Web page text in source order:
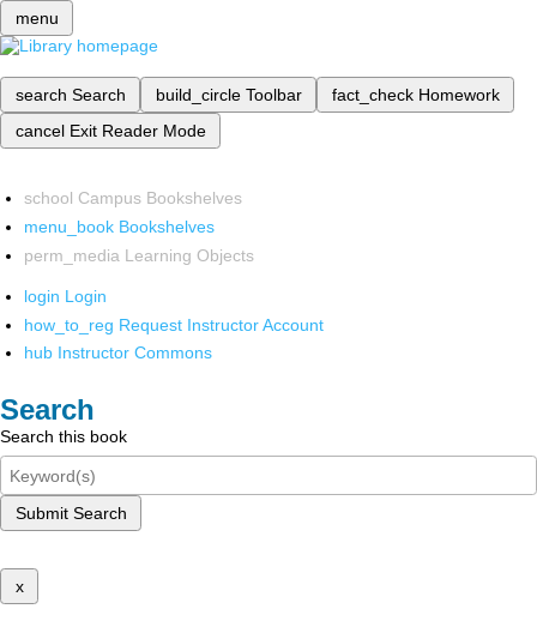
menu
search Search build_circle Toolbar fact_check Homework
cancel Exit Reader Mode
school Campus Bookshelves
menu_book Bookshelves
perm_media Learning Objects
login Login
how_to_reg Request Instructor Account
hub Instructor Commons
Search
Search this book
Submit Search
x